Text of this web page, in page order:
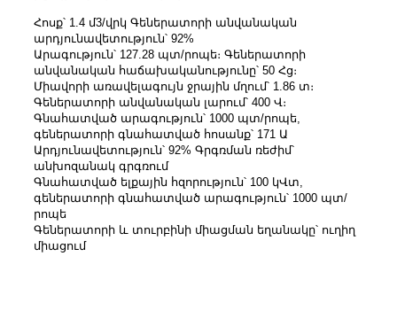
Հոսք՝ 1.4 մ3/վրկ Գեներատորի անվանական
արդյունավետություն՝ 92%
Արագություն՝ 127.28 պտ/րոպե։ Գեներատորի
անվանական հաճախականությունը՝ 50 Հց։
Միավորի առավելագույն ջրային մղում՝ 1.86 տ։
Գեներատորի անվանական լարում՝ 400 Վ։
Գնահատված արագություն՝ 1000 պտ/րոպե,
գեներատորի գնահատված հոսանք՝ 171 Ա
Արդյունավետություն՝ 92% Գրգռման ռեժիմ՝
անխոզանակ գրգռում
Գնահատված ելքային հզորություն՝ 100 կՎտ,
գեներատորի գնահատված արագություն՝ 1000 պտ/
րոպե
Գեներատորի և տուրբինի միացման եղանակը՝ ուղիղ
միացում